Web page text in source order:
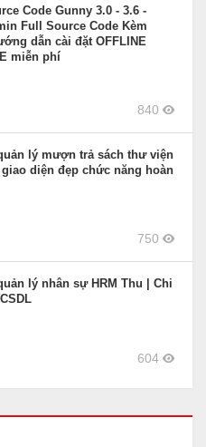
Code Gunny 3.0 - 3.6 -
Full Source Code Kèm
dẫn cài đặt OFFLINE
miễn phí
840
lý mượn trả sách thư viện
diện đẹp chức năng hoàn
750
lý nhân sự HRM Thu | Chi
604